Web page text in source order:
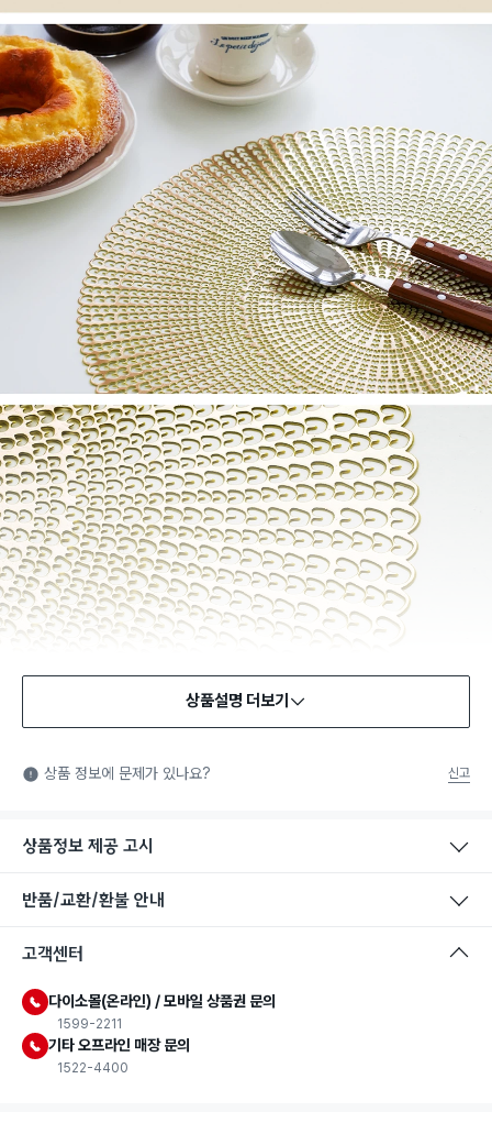
상품설명 더보기
상품 정보에 문제가 있나요? 신고
상품정보 제공 고시
반품/교환/환불 안내
고객센터
다이소몰(온라인) / 모바일 상품권 문의
1599-2211
기타 오프라인 매장 문의
1522-4400